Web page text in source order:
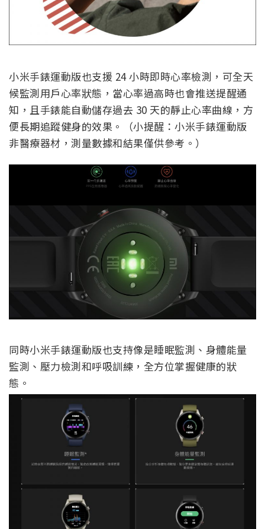
小米手錶運動版也支援 24 小時即時心率檢測，可全天
候監測用戶心率狀態，當心率過高時也會推送提醒通
知，且手錶能自動儲存過去 30 天的靜止心率曲線，方
便長期追蹤健身的效果。（小提醒：小米手錶運動版
非醫療器材，測量數據和結果僅供參考。）
同時小米手錶運動版也支持像是睡眠監測、身體能量
監測、壓力檢測和呼吸訓練，全方位掌握健康的狀
態。